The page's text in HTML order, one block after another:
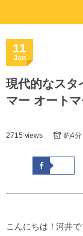
11
Jan
現代的なスタ
マー オートマ
2715 views 約4分
こんにちは！河井で